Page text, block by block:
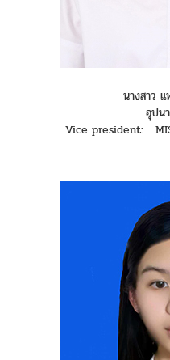
นางสาว
อุปน
Vice president: